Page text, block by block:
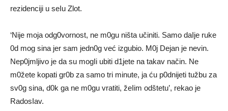
rezidenciji u seIu Zlot.
‘Nije moja odg0vornost, ne m0gu ništa učiniti. Samo daIje ruke
0d mog sina jer sam jedn0g već izgubio. M0j Dejan je nevin.
Nep0jmljivo je da su mogIi ubiti d1jete na takav način. Ne
m0žete kopati gr0b za samo tri minute, ja ću p0dnijeti tužbu za
sv0g sina, d0k ga ne m0gu vratiti, žeIim odštetu’, rekao je
RadosIav.